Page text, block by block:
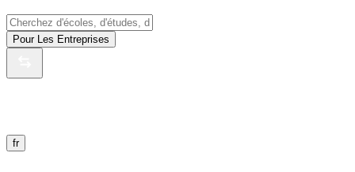
Pour Les Entreprises
fr